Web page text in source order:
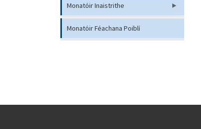
Monatóir Inaistrithe
Monatóir Féachana Poiblí